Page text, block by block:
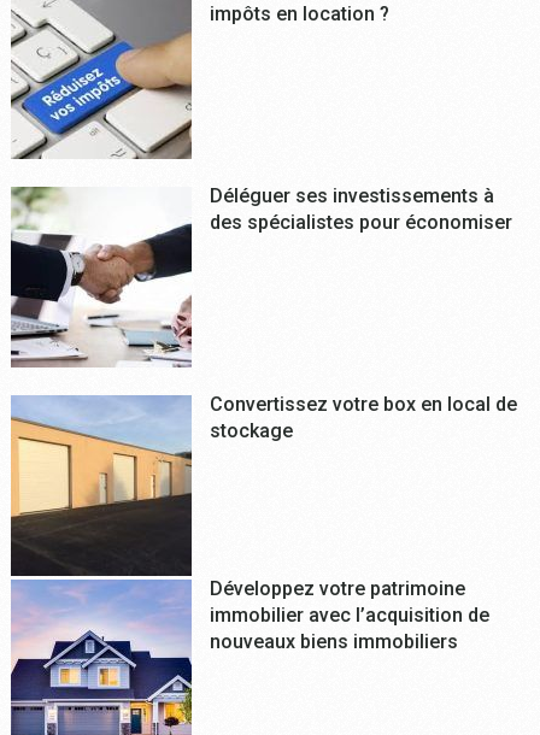
impôts en location ?
Déléguer ses investissements à
des spécialistes pour économiser
Convertissez votre box en local de
stockage
Développez votre patrimoine
immobilier avec l’acquisition de
nouveaux biens immobiliers